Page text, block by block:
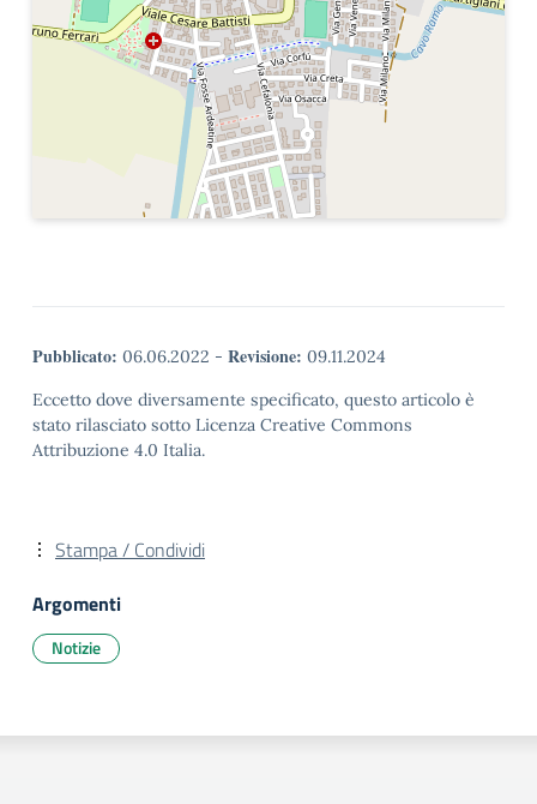
Pubblicato: 06.06.2022 - Revisione: 09.11.2024
Eccetto dove diversamente specificato, questo articolo è
stato rilasciato sotto Licenza Creative Commons
Attribuzione 4.0 Italia.
Stampa / Condividi
Argomenti
Notizie